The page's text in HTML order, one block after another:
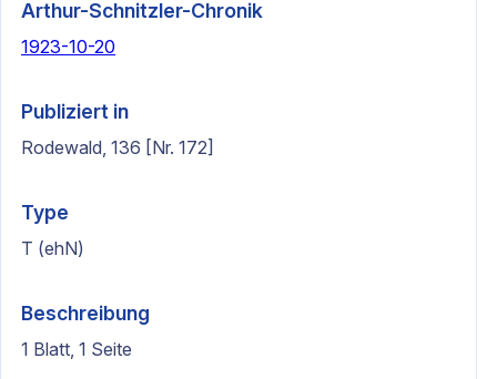
Arthur-Schnitzler-Chronik
1923-10-20
Publiziert in
Rodewald, 136 [Nr. 172]
Type
T (ehN)
Beschreibung
1 Blatt, 1 Seite